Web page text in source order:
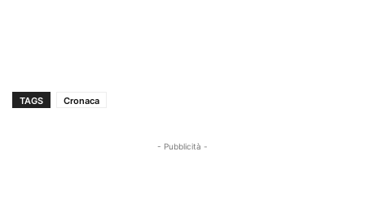
TAGS Cronaca
- Pubblicità -